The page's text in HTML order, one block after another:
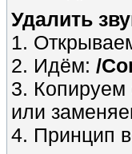
Удалить
1.
2. Идём: /
3. Копируем
или
4. Принцип